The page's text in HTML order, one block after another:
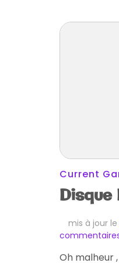
Current
Disque
mis à jour le
Oh malheur